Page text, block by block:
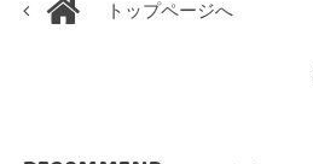
トップページへ